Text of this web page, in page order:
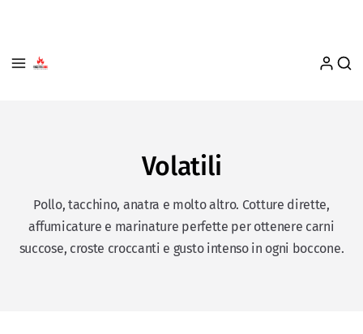
Volatili
Pollo, tacchino, anatra e molto altro. Cotture dirette,
affumicature e marinature perfette per ottenere carni
succose, croste croccanti e gusto intenso in ogni boccone.